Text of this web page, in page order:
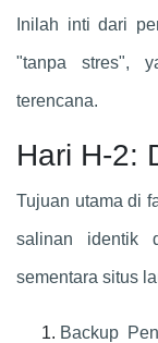
Inilah inti dari
"tanpa stres",
terencana.
Hari H-2:
Tujuan utama di
salinan identik
sementara situs
Backup